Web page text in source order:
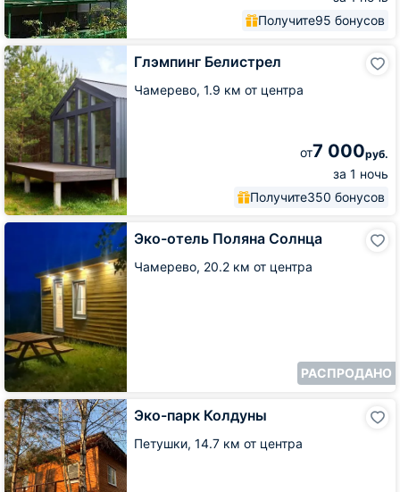
Получите95 бонусов
Глэмпинг Белистрел
Чамерево, 1.9 км от центра
от7 000руб.
за 1 ночь
Получите350 бонусов
Глэмпинг
Белистрел
Эко-отель Поляна Солнца
Чамерево, 20.2 км от центра
РАСПРОДАНО
Эко-
Солнца
Эко-парк Колдуны
Петушки, 14.7 км от центра
Эко-
парк
Колдуны